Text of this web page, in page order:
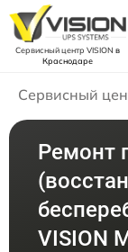
Сервисный центр VISION в
Краснодаре
Сервисный
Ремонт
VISION